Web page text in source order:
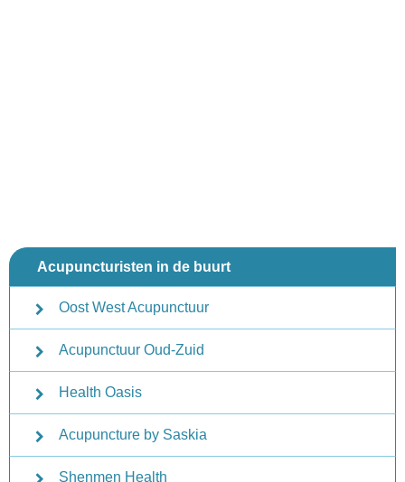
Acupuncturisten in de buurt
Oost West Acupunctuur
Acupunctuur Oud-Zuid
Health Oasis
Acupuncture by Saskia
Shenmen Health